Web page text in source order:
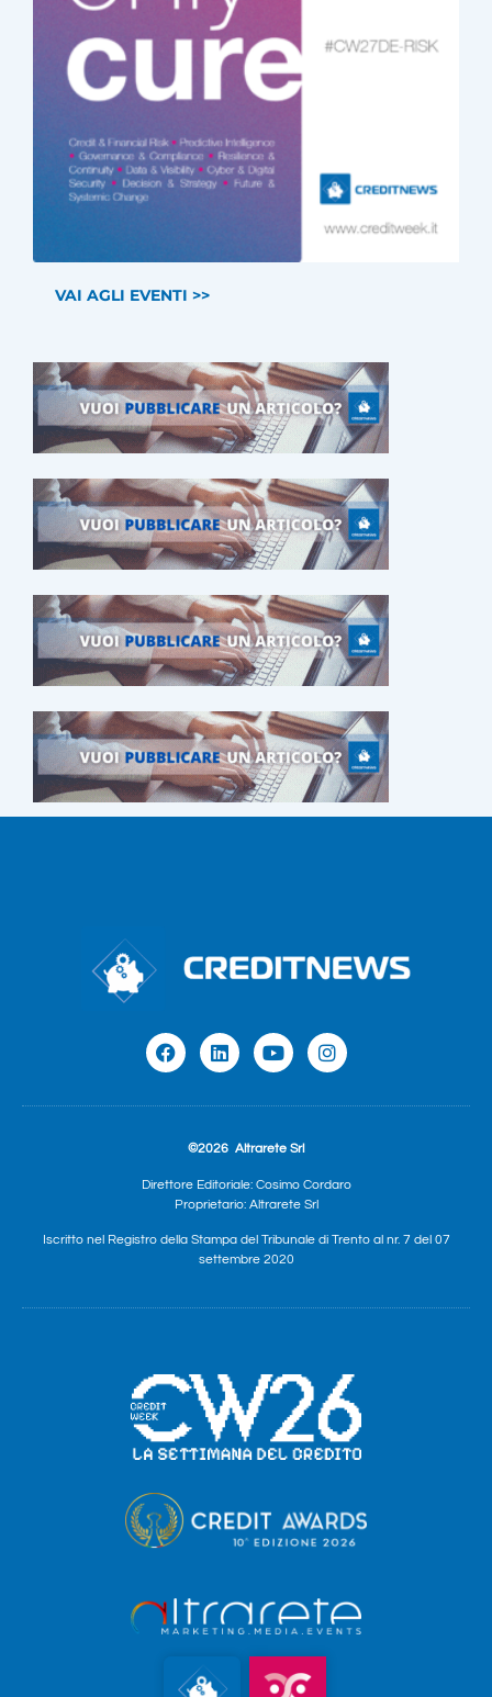
VAI AGLI EVENTI >>
©2026 Altrarete Srl
Direttore Editoriale: Cosimo Cordaro
Proprietario: Altrarete Srl
Iscritto nel Registro della Stampa del Tribunale di Trento al nr. 7 del 07
settembre 2020